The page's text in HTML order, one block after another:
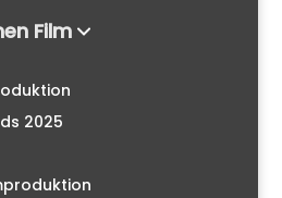
Film
2025